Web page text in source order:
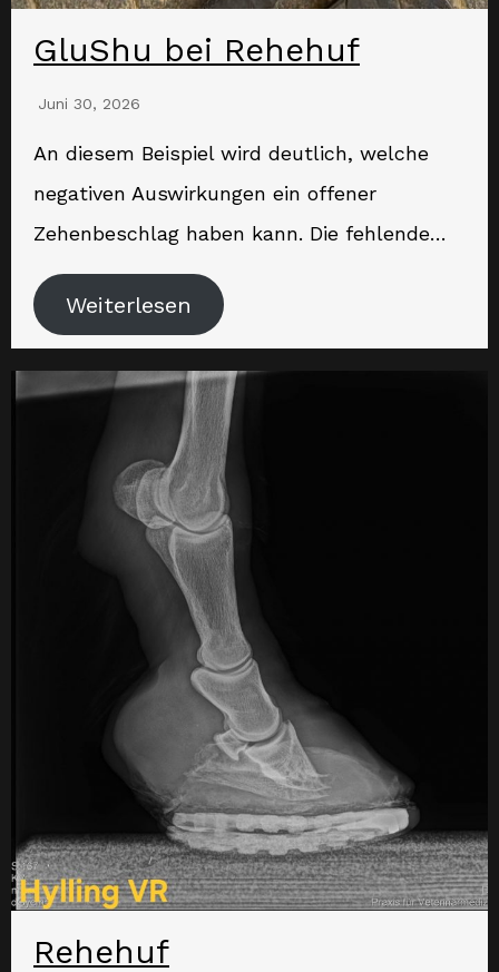
GluShu bei Rehehuf
Juni 30, 2026
An diesem Beispiel wird deutlich, welche
negativen Auswirkungen ein offener
Zehenbeschlag haben kann. Die fehlende…
Weiterlesen
Rehehuf